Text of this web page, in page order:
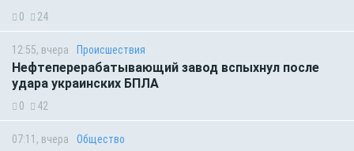
0 24
12:55, вчера Происшествия
Нефтеперерабатывающий завод вспыхнул после
удара украинских БПЛА
0 42
07:11, вчера Общество